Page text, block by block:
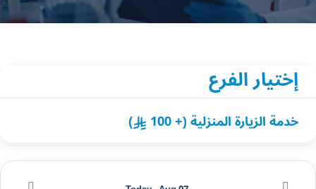
إختيار الفرع
خدمة الزيارة المنزلية (+ 100 )